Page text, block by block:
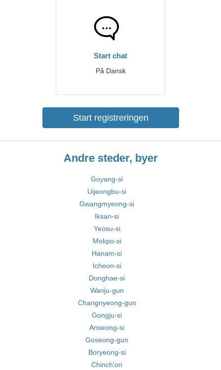
Start chat
På Dansk
Start registreringen
Andre steder, byer
Goyang-si
Uijeongbu-si
Gwangmyeong-si
Iksan-si
Yeosu-si
Mokpo-si
Hanam-si
Icheon-si
Donghae-si
Wanju-gun
Changnyeong-gun
Gongju-si
Anseong-si
Goseong-gun
Boryeong-si
Chinch'on